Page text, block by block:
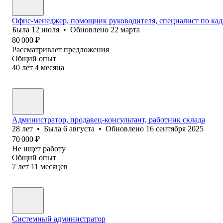
Офис-менеджер, помощник руководителя, специалист по
Была 12 июля • Обновлено 22 марта
80 000 ₽
Рассматривает предложения
Общий опыт
40 лет 4 месяца
Администратор, продавец-консультант, работник склада
28 лет • Была 6 августа • Обновлено 16 сентября 2025
70 000 ₽
Не ищет работу
Общий опыт
7 лет 11 месяцев
Системный администратор